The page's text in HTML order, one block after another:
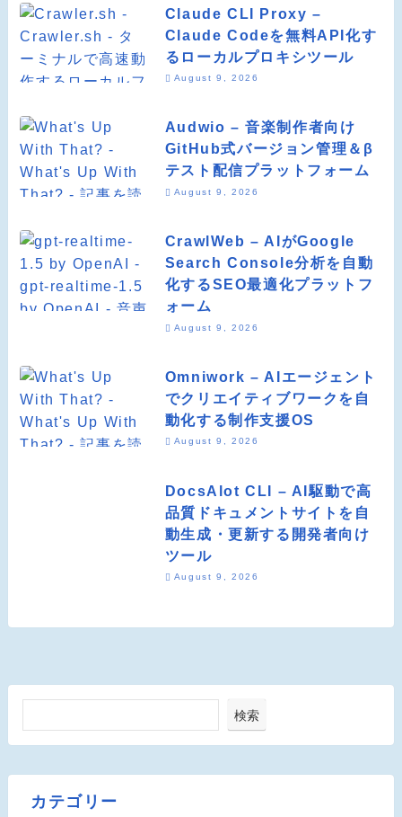
Claude CLI Proxy –
Claude Codeを無料API化す
るローカルプロキシツール
August 9, 2026
Audwio – 音楽制作者向け
GitHub式バージョン管理＆β
テスト配信プラットフォーム
August 9, 2026
CrawlWeb – AIがGoogle
Search Console分析を自動
化するSEO最適化プラットフ
ォーム
August 9, 2026
Omniwork – AIエージェント
でクリエイティブワークを自
動化する制作支援OS
August 9, 2026
DocsAlot CLI – AI駆動で高
品質ドキュメントサイトを自
動生成・更新する開発者向け
ツール
August 9, 2026
検索
カテゴリー